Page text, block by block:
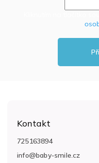
Kontakt
info@baby-smile.cz
725163894